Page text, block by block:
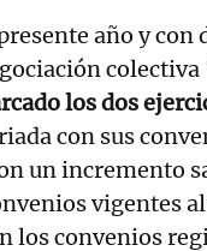
año y con
colectiva
los dos
con sus
un incremento
vigentes
los convenios